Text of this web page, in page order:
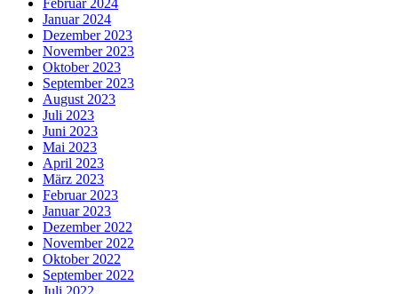
Februar 2024
Januar 2024
Dezember 2023
November 2023
Oktober 2023
September 2023
August 2023
Juli 2023
Juni 2023
Mai 2023
April 2023
März 2023
Februar 2023
Januar 2023
Dezember 2022
November 2022
Oktober 2022
September 2022
Juli 2022